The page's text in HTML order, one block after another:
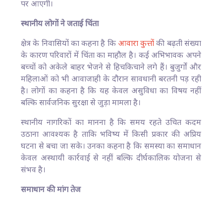
पर आएगी।
स्थानीय लोगों ने जताई चिंता
क्षेत्र के निवासियों का कहना है किआवारा कुत्तोंकी बढ़ती संख्या
के कारण परिवारों में चिंता का माहौल है। कई अभिभावक अपने
बच्चों को अकेले बाहर भेजने से हिचकिचाने लगे हैं। बुजुर्गों और
महिलाओं को भी आवाजाही के दौरान सावधानी बरतनी पड़ रही
है। लोगों का कहना है कि यह केवल असुविधा का विषय नहीं
बल्कि सार्वजनिक सुरक्षा से जुड़ा मामला है।
स्थानीय नागरिकों का मानना है कि समय रहते उचित कदम
उठाना आवश्यक है ताकि भविष्य में किसी प्रकार की अप्रिय
घटना से बचा जा सके। उनका कहना है कि समस्या का समाधान
केवल अस्थायी कार्रवाई से नहीं बल्कि दीर्घकालिक योजना से
संभव है।
समाधान की मांग तेज